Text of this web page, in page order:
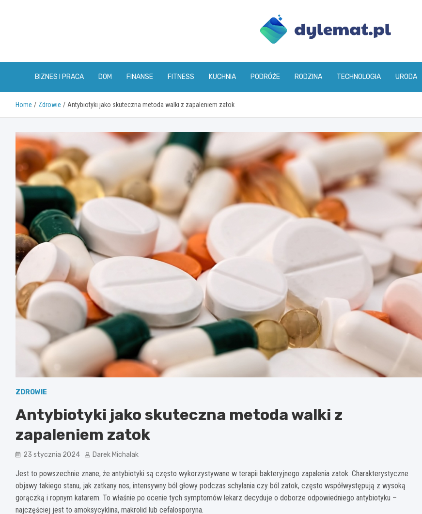
dylemat.pl
BIZNES I PRACA DOM FINANSE FITNESS KUCHNIA PODRÓŻE RODZINA TECHNOLOGIA URODA
Home Zdrowie Antybiotyki jako skuteczna metoda walki z zapaleniem zatok
ZDROWIE
Antybiotyki jako skuteczna metoda walki z
zapaleniem zatok
23 stycznia 2024 Darek Michalak
Jest to powszechnie znane, że antybiotyki są często wykorzystywane w terapii bakteryjnego zapalenia zatok. Charakterystyczne
objawy takiego stanu, jak zatkany nos, intensywny ból głowy podczas schylania czy ból zatok, często współwystępują z wysoką
gorączką i ropnym katarem. To właśnie po ocenie tych symptomów lekarz decyduje o doborze odpowiedniego antybiotyku –
najczęściej jest to amoksycyklina, makrolid lub cefalosporyna.